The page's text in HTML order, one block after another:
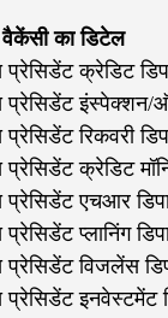
का डिटेल
प्रेसिडेंट क्रेडिट
प्रेसिडेंट इंस्पेक्शन/
रिकवरी
प्रेसिडेंट क्रेडिट
प्रेसिडेंट एचआर
प्लानिंग
प्रेसिडेंट विजलेंस
प्रेसिडेंट इनवेस्टमेंट